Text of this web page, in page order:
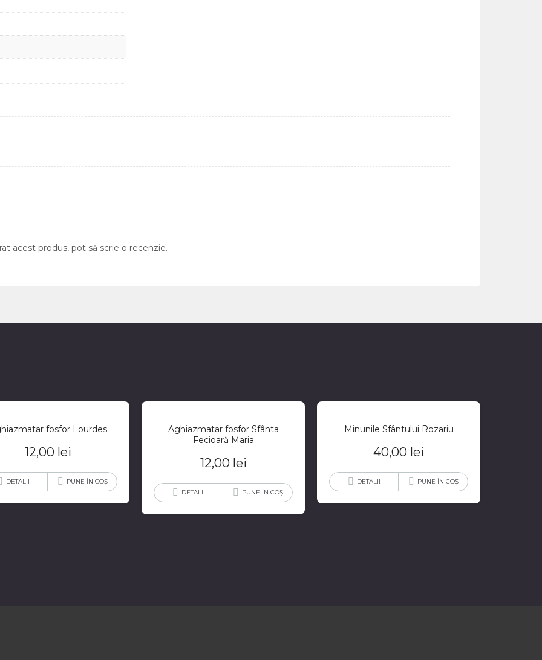
acest produs, pot să scrie o recenzie.
fosfor Lourdes
12,00 lei
DETALII PUNE ÎN COȘ
Aghiazmatar fosfor Sfânta
Fecioară Maria
12,00 lei
DETALII PUNE ÎN COȘ
Minunile Sfântului Rozariu
40,00 lei
DETALII PUNE ÎN COȘ